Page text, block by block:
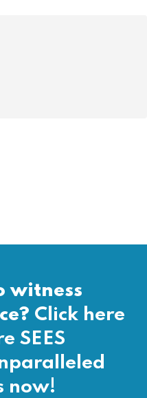
witness
Click here
SEES
now!